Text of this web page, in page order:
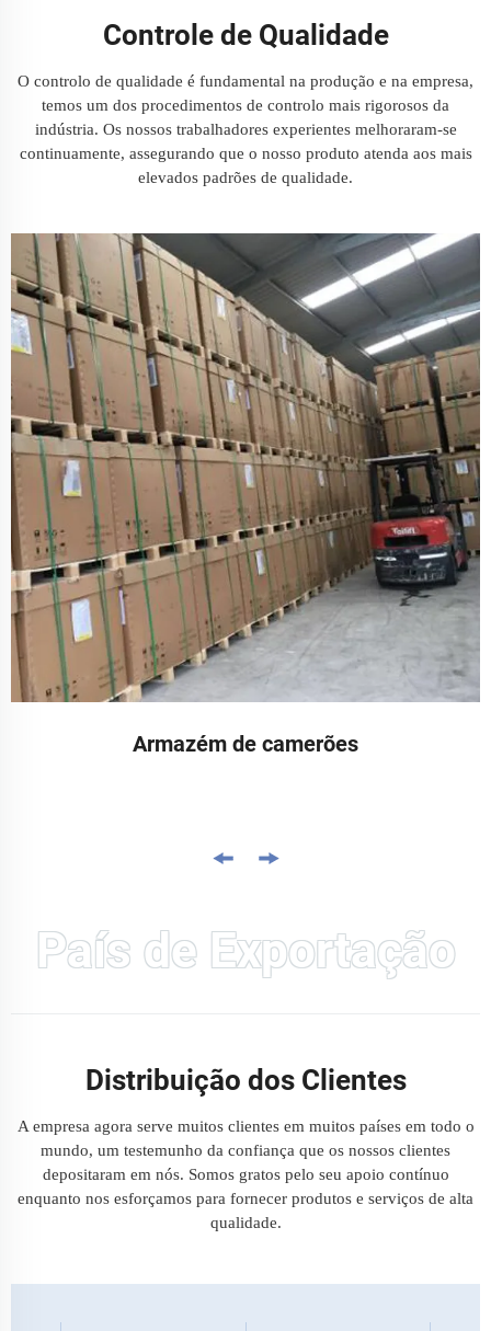
Controle de Qualidade
O controlo de qualidade é fundamental na produção e na empresa,
temos um dos procedimentos de controlo mais rigorosos da
indústria. Os nossos trabalhadores experientes melhoraram-se
continuamente, assegurando que o nosso produto atenda aos mais
elevados padrões de qualidade.
Armazém de camerões
País de Exportação
Distribuição dos Clientes
A empresa agora serve muitos clientes em muitos países em todo o
mundo, um testemunho da confiança que os nossos clientes
depositaram em nós. Somos gratos pelo seu apoio contínuo
enquanto nos esforçamos para fornecer produtos e serviços de alta
qualidade.